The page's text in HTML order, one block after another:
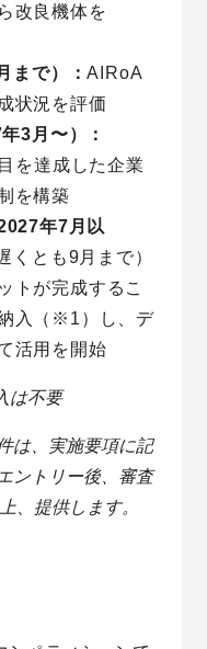
改良機体を
まで）：AIRoA
状況を評価
3月〜）：
を達成した企業
を構築
年7月以
くとも9月まで）
トが完成するこ
入（※1）し、デ
活用を開始
は不要
は、実施要項に記
ントリー後、審査
、提供します。